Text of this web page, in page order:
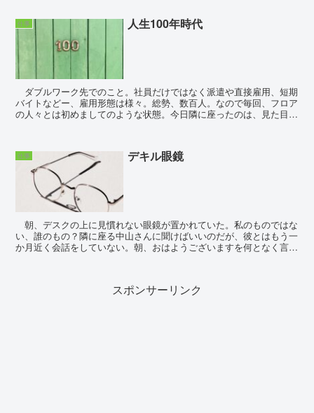
仕事 人生100年時代
ダブルワーク先でのこと。社員だけではなく派遣や直接雇用、短期
バイトなどー、雇用形態は様々。総勢、数百人。なので毎回、フロア
の人々とは初めましてのような状態。今日隣に座ったのは、見た目年
仕事 デキル眼鏡
朝、デスクの上に見慣れない眼鏡が置かれていた。私のものではな
い、誰のもの？隣に座る中山さんに聞けばいいのだが、彼とはもう一
か月近く会話をしていない。朝、おはようございますを何となく言う
スポンサーリンク